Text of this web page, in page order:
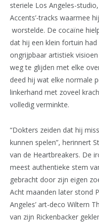
steriele Los Angeles-
Accents’-tracks waarmee
worstelde. De cocaïne
dat hij een klein fortuin
ongrijpbaar artistiek
weg te glijden met elke
deed hij wat elke normale
linkerhand met zoveel
volledig verminkte.
“Dokters zeiden dat hij
kunnen spelen”, herinnert
van de Heartbreakers. De
meest authentieke stem
gebracht door zijn eigen
Acht maanden later stond
Angeles’ art-deco Wiltern
van zijn Rickenbacker